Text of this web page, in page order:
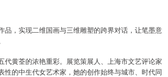
，实现二维国画与三维雕塑的跨界对话，让笔墨意
黄荃的浓艳重彩。展览策展人、上海市文艺评论家
的中生代女艺术家，她的创作始终与城市、时代同